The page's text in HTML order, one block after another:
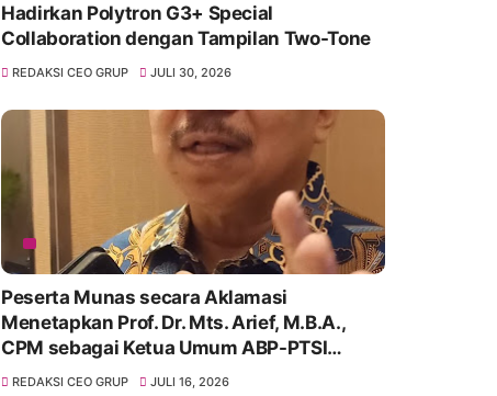
Hadirkan Polytron G3+ Special
Collaboration dengan Tampilan Two-Tone
REDAKSI CEO GRUP JULI 30, 2026
Peserta Munas secara Aklamasi
Menetapkan Prof. Dr. Mts. Arief, M.B.A.,
CPM sebagai Ketua Umum ABP-PTSI
periode 2026–2031.
REDAKSI CEO GRUP JULI 16, 2026